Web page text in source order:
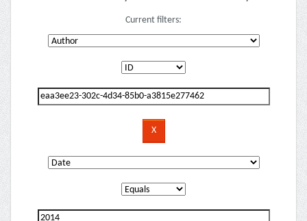
Current filters: